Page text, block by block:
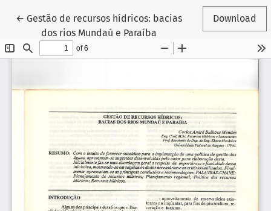
← Return to Article Details
Gestão de recursos hídricos: bacias
dos rios Mundaú e Paraíba
Download